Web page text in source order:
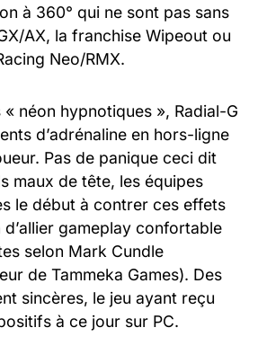
à 360° qui ne sont pas sans
AX, la franchise Wipeout ou
Neo/RMX.
néon hypnotiques », Radial-G
d’adrénaline en hors-ligne
Pas de panique ceci dit
maux de tête, les équipes
le début à contrer ces effets
gameplay confortable
selon Mark Cundle
de Tammeka Games). Des
sincères, le jeu ayant reçu
à ce jour sur PC.